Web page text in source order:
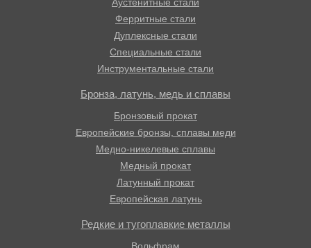
Ферритные стали
Дуплексные стали
Специальные стали
Инструментальные стали
Бронза, латунь, медь и сплавы
Бронзовый прокат
Европейские бронзы, сплавы меди
Медно-никелевые сплавы
Медный прокат
Латунный прокат
Европейская латунь
Редкие и тугоплавкие металлы